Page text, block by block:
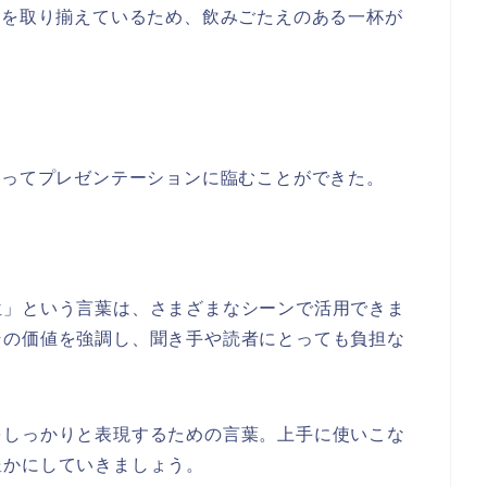
取り揃えているため、飲みごたえのある一杯が
てプレゼンテーションに臨むことができた。
という言葉は、さまざまなシーンで活用できま
価値を強調し、聞き手や読者にとっても負担な
っかりと表現するための言葉。上手に使いこな
にしていきましょう。